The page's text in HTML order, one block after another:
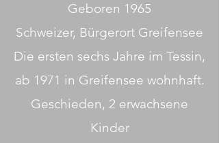
Geboren 1965
Schweizer, Bürgerort Greifensee
Die ersten sechs Jahre im Tessin,
ab 1971 in Greifensee wohnhaft.
Geschieden, 2 erwachsene
Kinder